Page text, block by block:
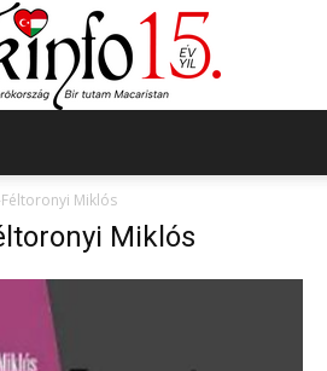
Miklós
Miklós